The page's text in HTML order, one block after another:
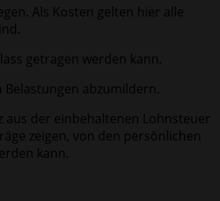
Als Kosten gelten hier alle
getragen werden kann.
abzumildern.
der einbehaltenen Lohnsteuer
zeigen, von den persönlichen
kann.